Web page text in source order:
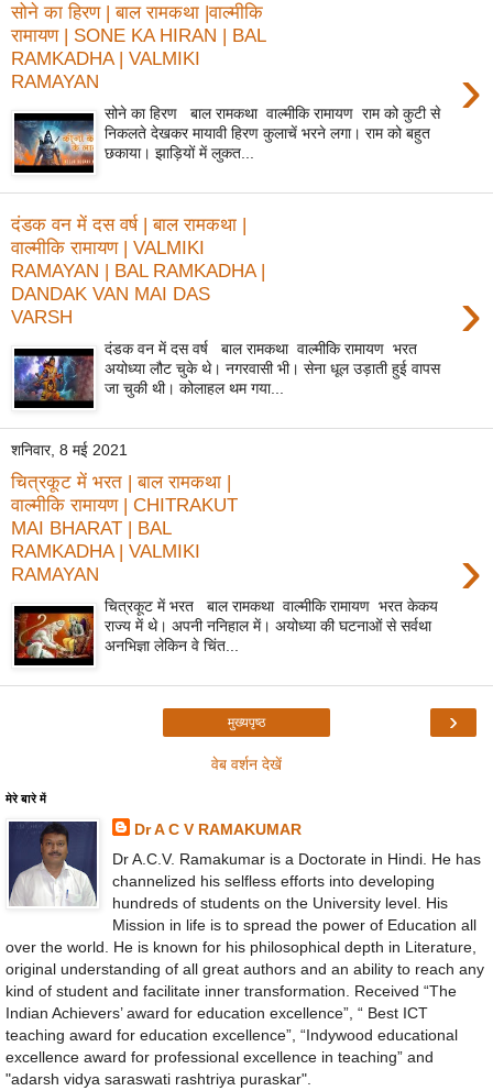
सोने का हिरण | बाल रामकथा |वाल्मीकि
रामायण | SONE KA HIRAN | BAL
RAMKADHA | VALMIKI
RAMAYAN
›
सोने का हिरण बाल रामकथा वाल्मीकि रामायण राम को कुटी से
निकलते देखकर मायावी हिरण कुलाचें भरने लगा। राम को बहुत
छकाया। झाड़ियों में लुकत...
दंडक वन में दस वर्ष | बाल रामकथा |
वाल्मीकि रामायण | VALMIKI
RAMAYAN | BAL RAMKADHA |
DANDAK VAN MAI DAS
VARSH
›
दंडक वन में दस वर्ष बाल रामकथा वाल्मीकि रामायण भरत
अयोध्या लौट चुके थे। नगरवासी भी। सेना धूल उड़ाती हुई वापस
जा चुकी थी। कोलाहल थम गया...
शनिवार, 8 मई 2021
चित्रकूट में भरत | बाल रामकथा |
वाल्मीकि रामायण | CHITRAKUT
MAI BHARAT | BAL
RAMKADHA | VALMIKI
RAMAYAN
›
चित्रकूट में भरत बाल रामकथा वाल्मीकि रामायण भरत केकय
राज्य में थे। अपनी ननिहाल में। अयोध्या की घटनाओं से सर्वथा
अनभिज्ञा लेकिन वे चिंत...
›
मुख्यपृष्ठ
वेब वर्शन देखें
मेरे बारे में
Dr A C V RAMAKUMAR
Dr A.C.V. Ramakumar is a Doctorate in Hindi. He has
channelized his selfless efforts into developing
hundreds of students on the University level. His
Mission in life is to spread the power of Education all
over the world. He is known for his philosophical depth in Literature,
original understanding of all great authors and an ability to reach any
kind of student and facilitate inner transformation. Received “The
Indian Achievers’ award for education excellence”, “ Best ICT
teaching award for education excellence”, “Indywood educational
excellence award for professional excellence in teaching” and
"adarsh vidya saraswati rashtriya puraskar".